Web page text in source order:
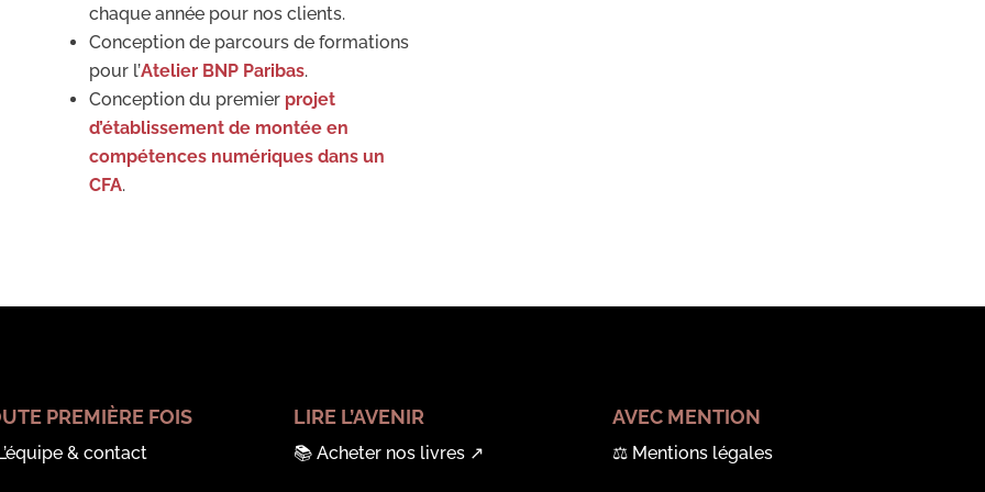
chaque année pour nos clients.
Conception de parcours de formations
pour l’Atelier BNP Paribas.
Conception du premier projet
d’établissement de montée en
compétences numériques dans un
CFA.
PREMIÈRE FOIS
& contact
LIRE L’AVENIR
📚 Acheter nos livres↗︎
AVEC MENTION
⚖️ Mentions légales